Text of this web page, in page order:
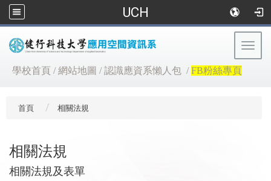
UCH
學校首頁 /網站地圖 /認識應資系懶人包 /FB粉絲專頁
首頁 相關法規
相關法規
相關法規及表單